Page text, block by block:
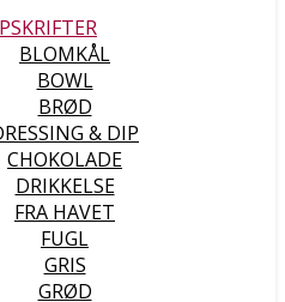
BLOMKÅL
BOWL
BRØD
& DIP
CHOKOLADE
DRIKKELSE
FRA HAVET
FUGL
GRIS
GRØD